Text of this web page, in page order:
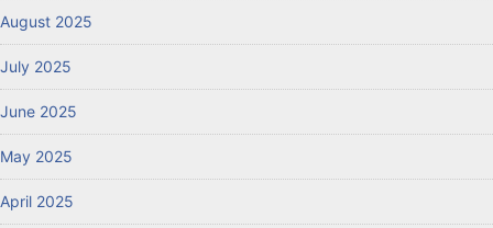
August 2025
July 2025
June 2025
May 2025
April 2025